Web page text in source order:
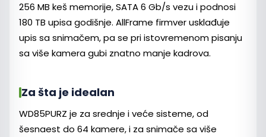
256 MB keš memorije, SATA 6 Gb/s vezu i podnosi
180 TB upisa godišnje. AllFrame firmver usklađuje
upis sa snimačem, pa se pri istovremenom pisanju
sa više kamera gubi znatno manje kadrova.
Za šta je idealan
WD85PURZ je za srednje i veće sisteme, od
šesnaest do 64 kamere, i za snimače sa više